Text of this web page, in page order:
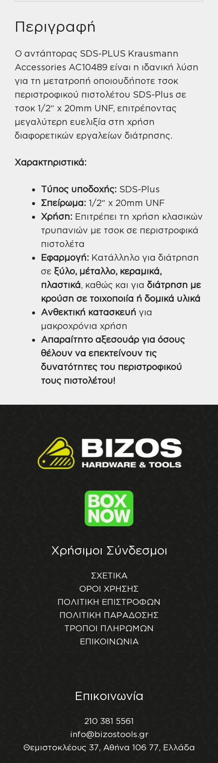
Περιγραφή
Ο αντάπτορας SDS-PLUS Krausmann
Accessories AC10489 είναι η ιδανική λύση
για τη μετατροπή οποιουδήποτε τσοκ
περιστροφικού πιστολέτου SDS-Plus σε
τσοκ 1/2″ x 20mm UNF, επιτρέποντας
μεγαλύτερη ευελιξία στη χρήση
διαφορετικών εργαλείων διάτρησης.
Χαρακτηριστικά:
Τύπος υποδοχής: SDS-Plus
Σπείρωμα: 1/2″ x 20mm UNF
Χρήση: Επιτρέπει τη χρήση κλασικών
τρυπανιών με τσοκ σε περιστροφικά
πιστολέτα
Εφαρμογή: Κατάλληλο για διάτρηση
σε ξύλο, μέταλλο, κεραμικά,
πλαστικά , καθώς και για διάτρηση με
κρούση σε τοιχοποιία ή δομικά υλικά
Ανθεκτική κατασκευή για
μακροχρόνια χρήση
Απαραίτητο αξεσουάρ για όσους
θέλουν να επεκτείνουν τις
δυνατότητες του περιστροφικού
τους πιστολέτου!
Χρήσιμοι Σύνδεσμοι
ΣΧΕΤΙΚΑ
ΟΡΟΙ ΧΡΗΣΗΣ
ΠΟΛΙΤΙΚΗ ΕΠΙΣΤΡΟΦΩΝ
ΠΟΛΙΤΙΚΗ ΠΑΡΑΔΟΣΗΣ
ΤΡΟΠΟΙ ΠΛΗΡΩΜΩΝ
ΕΠΙΚΟΙΝΩΝΙΑ
Επικοινωνία
210 381 5561
info@bizostools.gr
Θεμιστοκλέους 37, Αθήνα 106 77, Ελλάδα